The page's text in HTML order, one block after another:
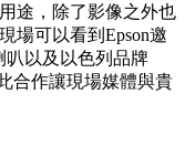
途，除了影像之外也
場可以看到Epson邀
叭以及以色列品牌
合作讓現場媒體與貴